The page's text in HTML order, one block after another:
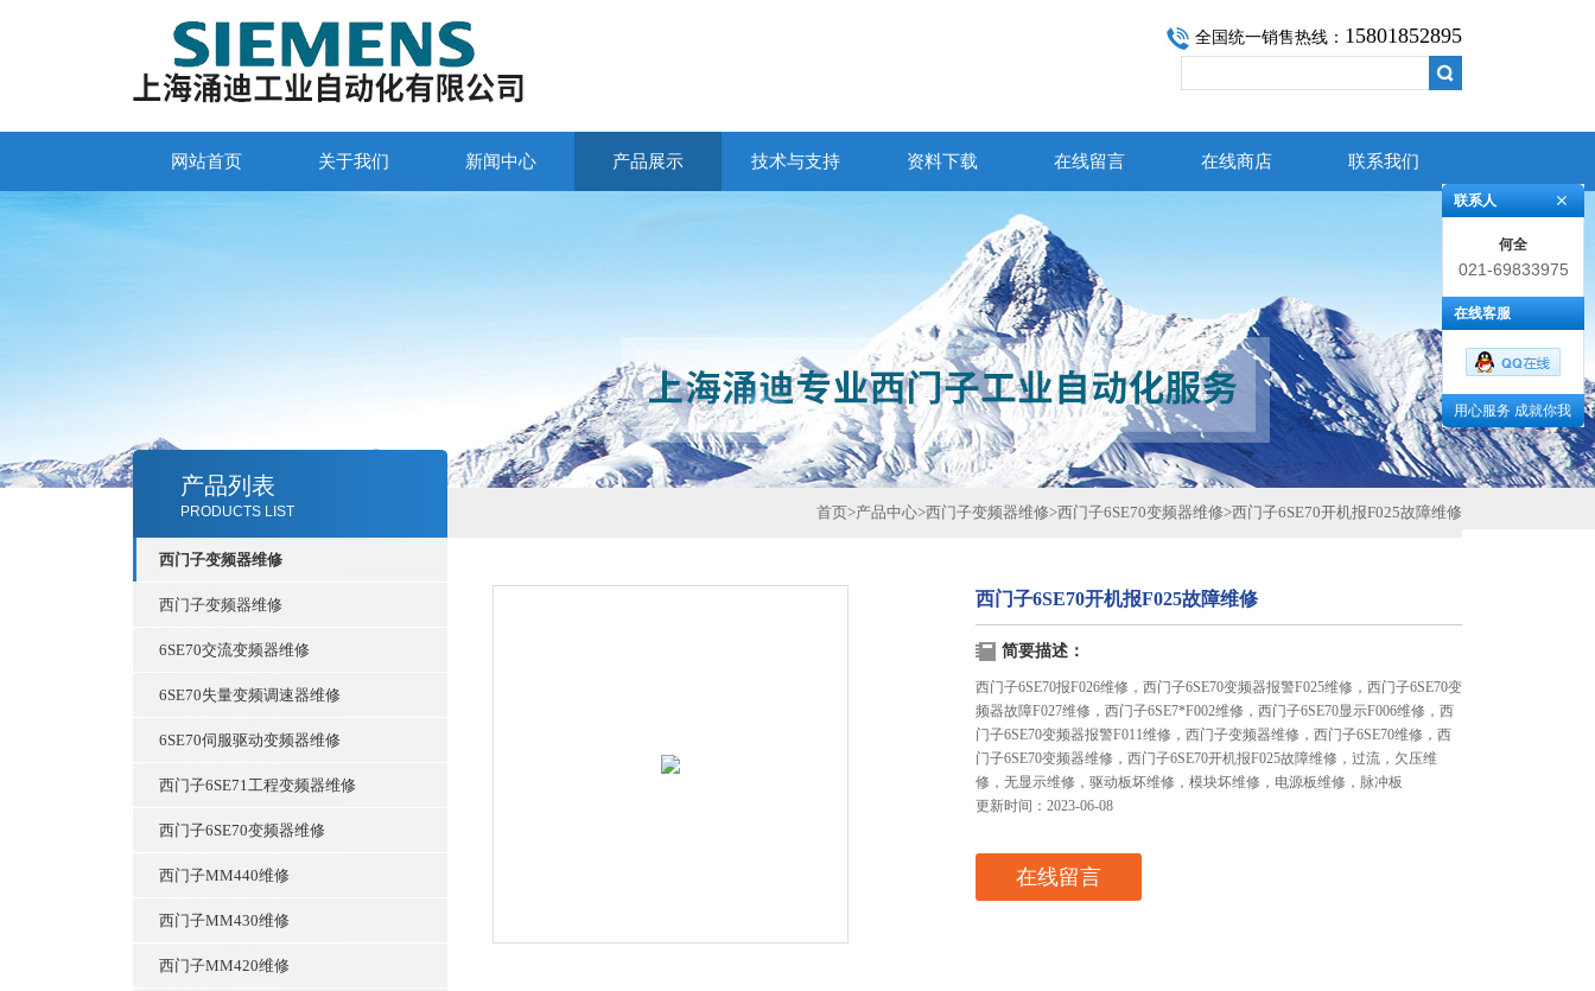
全国统一销售热线： 15801852895
网站首页 关于我们 新闻中心 产品展示 技术与支持 资料下载 在线留言 在线商店 联系我们
产品列表
PRODUCTS LIST
西门子变频器维修
西门子变频器维修
6SE70交流变频器维修
6SE70失量变频调速器维修
6SE70伺服驱动变频器维修
西门子6SE71工程变频器维修
西门子6SE70变频器维修
西门子MM440维修
西门子MM430维修
西门子MM420维修
首页>产品中心>西门子变频器维修>西门子6SE70变频器维修>西门子6SE70开机报F025故障维修
西门子6SE70开机报F025故障维修
简要描述：
西门子6SE70报F026维修，西门子6SE70变频器报警F025维修，西门子6SE70变
频器故障F027维修，西门子6SE7*F002维修，西门子6SE70显示F006维修，西
门子6SE70变频器报警F011维修，西门子变频器维修，西门子6SE70维修，西
门子6SE70变频器维修，西门子6SE70开机报F025故障维修，过流，欠压维
修，无显示维修，驱动板坏维修，模块坏维修，电源板维修，脉冲板
更新时间：2023-06-08
在线留言
联系人
何全
021-69833975
在线客服
用心服务 成就你我